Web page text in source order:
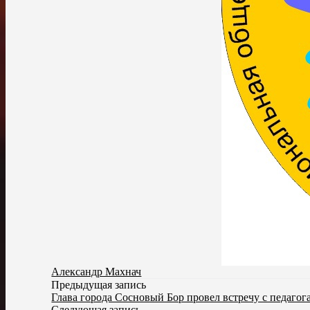
Александр Махнач
Предыдущая запись
Глава города Сосновый Бор провел встречу с